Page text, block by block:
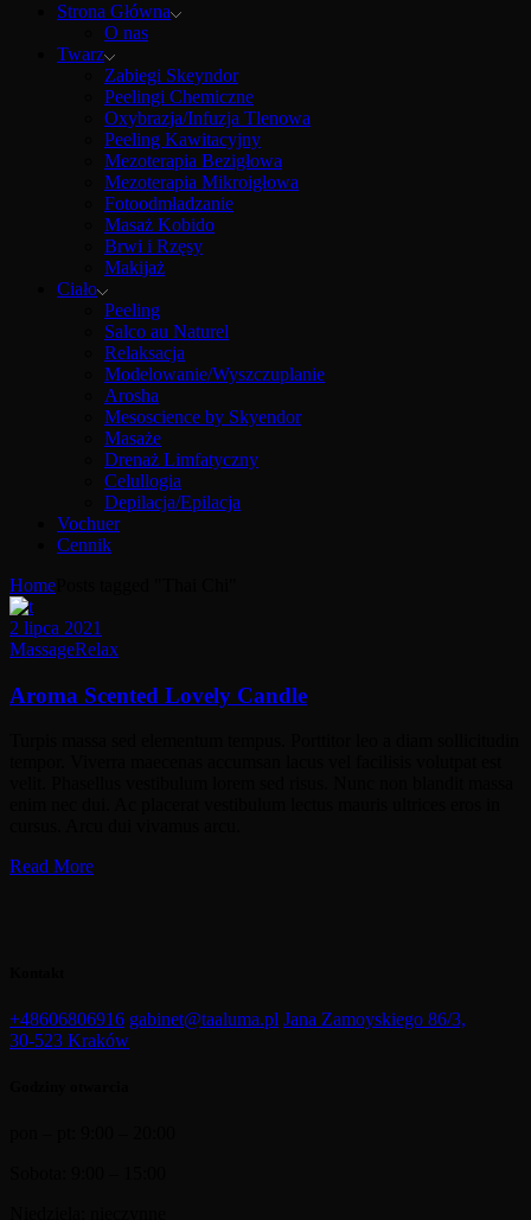
Strona Główna
O nas
Twarz
Zabiegi Skeyndor
Peelingi Chemiczne
Oxybrazja/Infuzja Tlenowa
Peeling Kawitacyjny
Mezoterapia Bezigłowa
Mezoterapia Mikroigłowa
Fotoodmładzanie
Masaż Kobido
Brwi i Rzęsy
Makijaż
Ciało
Peeling
Salco au Naturel
Relaksacja
Modelowanie/Wyszczuplanie
Arosha
Mesoscience by Skyendor
Masaże
Drenaż Limfatyczny
Celullogia
Depilacja/Epilacja
Vochuer
Cennik
Home
2 lipca 2021
MassageRelax
Aroma Scented Lovely Candle
Read More
+48606806916 gabinet@taaluma.pl Jana Zamoyskiego 86/3,
30-523 Kraków